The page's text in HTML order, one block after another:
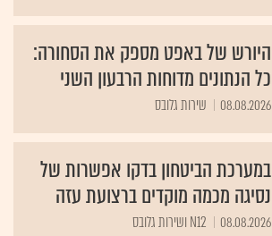
היורש של באפט מספק את הסחורה:
כל הנתונים מדוחות הרבעון השני
08.08.2026 שירות גלובס
במערכת הביטחון בדקו אפשרות של
נסיגה מכמה מוקדים ברצועת עזה
08.08.2026 N12 ושירות גלובס